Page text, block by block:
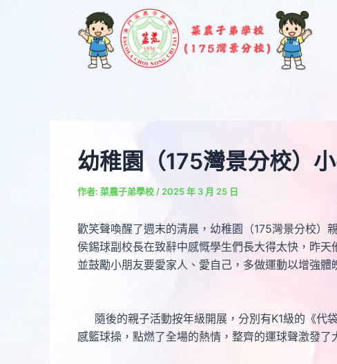
幼稚園（175灣景分校）
作者: 菜農子弟學校 / 2025 年 3 月 25 日
歡笑聲喚醒了週末的清晨，幼稚園（175灣景分校）
侯錫球副校長在致辭中感慨學生們長大得太快，昨
並鼓勵小朋友要愛家人、愛自己，多做運動以增強體
隨後的親子活動按年級開展，分別有K1級的《代
感籃球操，點燃了全場的熱情，整齊的運球聲激發了
navigation